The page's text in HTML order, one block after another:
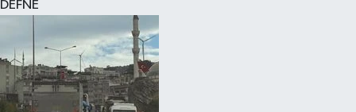
DEFNE